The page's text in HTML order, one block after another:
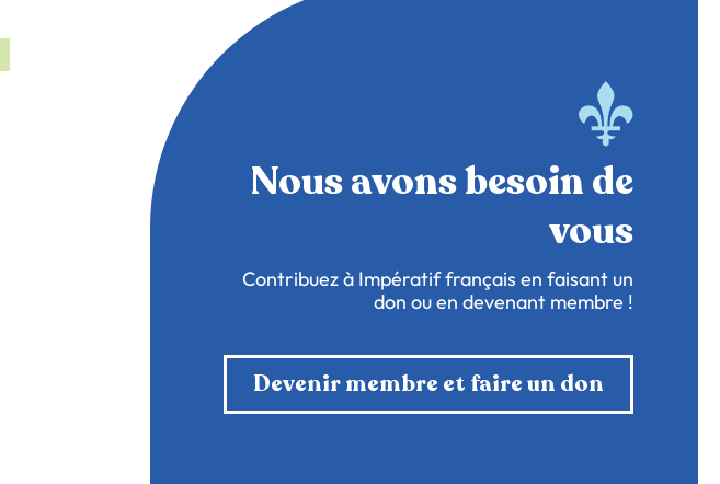
Nous avons besoin de
vous
Contribuez à Impératif français en faisant un
don ou en devenant membre !
Devenir membre et faire un don